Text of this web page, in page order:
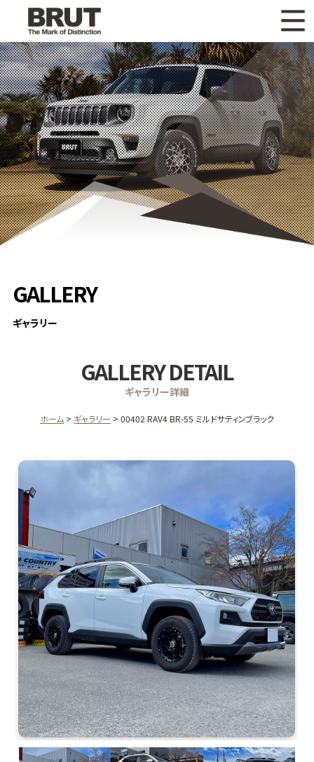
WHAT'S NEW ニュース
WHEEL LINEUP ホイールラインナップ
OTHER PRODUCT 関連製品
GALLERY ギャラリー
CATALOG カタログ請求
PRIVACY POLICY 個人情報保護方針
GALLERY
ギャラリー
GALLERY DETAIL
ギャラリー詳細
ホーム ギャラリー 00402 RAV4 BR-55 ミルドサティンブラック